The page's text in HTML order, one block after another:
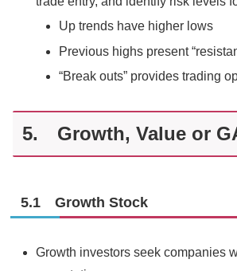
Up trends have higher lows
Previous highs present
“Break outs” provides trading
5. Growth, Value or
5.1 Growth Stock
Growth investors seek companies